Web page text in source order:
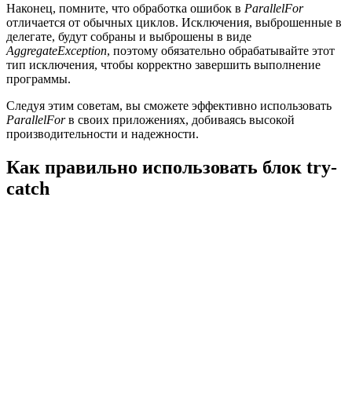
Наконец, помните, что обработка ошибок в ParallelFor
отличается от обычных циклов. Исключения, выброшенные в
делегате, будут собраны и выброшены в виде
AggregateException, поэтому обязательно обрабатывайте этот
тип исключения, чтобы корректно завершить выполнение
программы.
Следуя этим советам, вы сможете эффективно использовать
ParallelForв своих приложениях, добиваясь высокой
производительности и надежности.
Как правильно использовать блок try-
catch